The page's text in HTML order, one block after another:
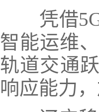
凭借5G-
智能运维
轨道交通
响应能力